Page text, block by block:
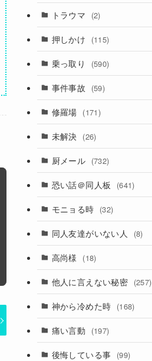
トラウマ (2)
押しかけ (115)
乗っ取り (590)
事件事故 (59)
修羅場 (171)
未解決 (26)
厨メール (732)
恐い話＠同人板 (641)
モニョる時 (32)
同人友達がいない人 (8)
高尚様 (18)
他人に言えない秘密 (257)
神から冷めた時 (168)
痛い言動 (197)
後悔している事 (99)